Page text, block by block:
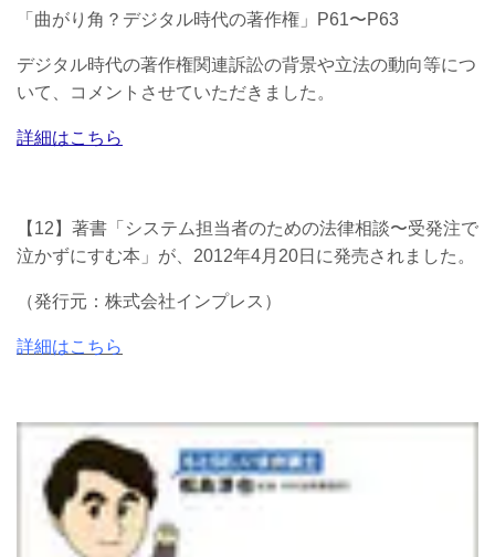
「曲がり角？デジタル時代の著作権」P61〜P63
デジタル時代の著作権関連訴訟の背景や立法の動向等につ
いて、コメントさせていただきました。
詳細はこちら
【12】著書「システム担当者のための法律相談〜受発注で
泣かずにすむ本」 が、2012年4月20日に発売されました。
（発行元：株式会社インプレス）
詳細はこちら